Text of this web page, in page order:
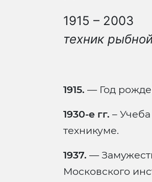
1915 – 2003
техник
1915. — Год
1930-е гг. –
техникуме.
1937. —
Московского